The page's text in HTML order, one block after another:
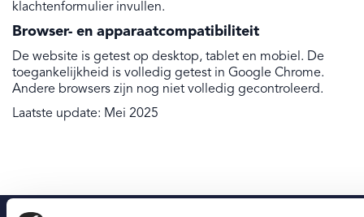
klachtenformulier invullen.
Browser- en apparaatcompatibiliteit
De website is getest op desktop, tablet en mobiel. De
toegankelijkheid is volledig getest in Google Chrome.
Andere browsers zijn nog niet volledig gecontroleerd.
Laatste update: Mei 2025